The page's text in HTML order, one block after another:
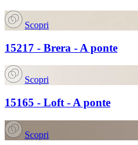
Scopri
15217 - Brera - A ponte
Scopri
15165 - Loft - A ponte
Scopri